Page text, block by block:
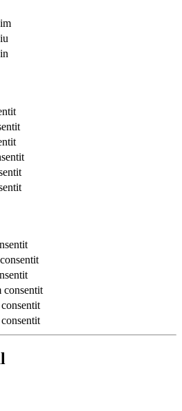
consentit
consentit
consentit
consentit